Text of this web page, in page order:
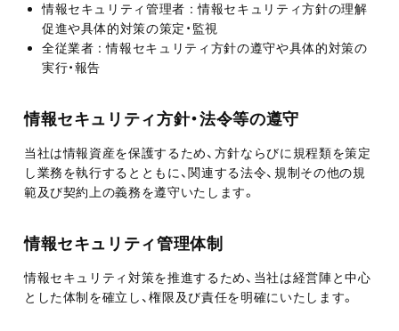
情報セキュリティ管理者 : 情報セキュリティ方針の理解
促進や具体的対策の策定・監視
全従業者 : 情報セキュリティ方針の遵守や具体的対策の
実行・報告
情報セキュリティ方針・法令等の遵守
当社は情報資産を保護するため、方針ならびに規程類を策定
し業務を執行するとともに、関連する法令、規制その他の規
範及び契約上の義務を遵守いたします。
情報セキュリティ管理体制
情報セキュリティ対策を推進するため、当社は経営陣と中心
とした体制を確立し、権限及び責任を明確にいたします。